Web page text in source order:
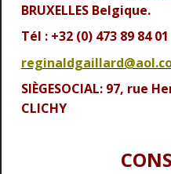
BRUXELLES Belgique.
Tél : +32 (0) 473 89 84 01
SIÈGESOCIAL: 97, rue
CLICHY